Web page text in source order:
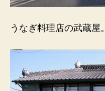
業。
の
うなぎ料理店の武蔵屋。